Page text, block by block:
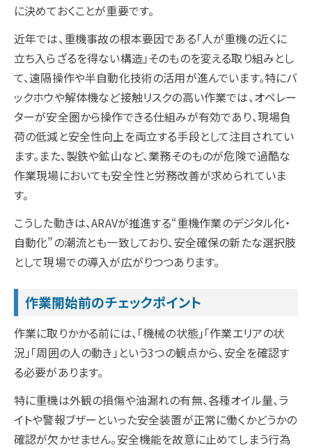
に決めておくことが重要です。
近年では、重機事故の根本要因である「人が重機の近くに
立ち入らざるを得ない構造」そのものを変える取り組みとし
て、遠隔操作や半自動化技術の活用が進んでいます。特にバ
ックホウや解体機など接触リスクの高い作業では、オペレー
ターが安全圏から操作できる仕組みが有効であり、現場負
荷の低減と安全性向上を両立する手段として注目されてい
ます。また、製鉄や鉱山など、業務そのものが危険で過酷な
作業現場においても安全性と労務改善が求められていま
す。
こうした動きは、ARAVが推進する“重機作業のデジタル化・
自動化”の潮流とも一致しており、安全確保の新たな選択肢
として現場での導入が広がりつつあります。
作業開始前のチェックポイント
作業に取りかかる前には、「機械の状態」「作業エリアの状
況」「周囲の人の動き」という3つの観点から、安全を確認す
る必要があります。
特に重機は外観の損傷や油漏れの有無、各種オイル量、ラ
イトや警報ブザーといった安全装置が正常に働くかどうかの
確認が欠かせません。安全機能を故意に止めてしまう行為